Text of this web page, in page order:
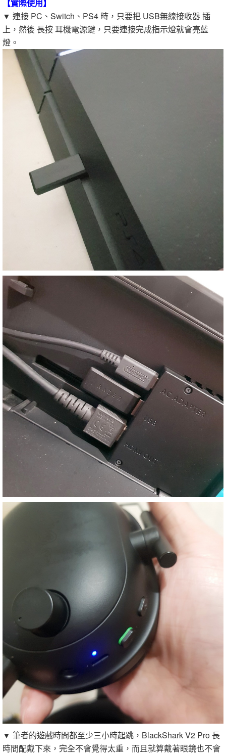
【實際使用】
▼ 連接 PC、Switch、PS4 時，只要把 USB無線接收器 插
上，然後 長按 耳機電源鍵，只要連接完成指示燈就會亮藍
燈。
▼ 筆者的遊戲時間都至少三小時起跳，BlackShark V2 Pro 長
時間配戴下來，完全不會覺得太重，而且就算戴著眼鏡也不會